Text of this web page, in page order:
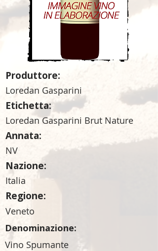
Produttore:
Loredan Gasparini
Etichetta:
Loredan Gasparini Brut Nature
Annata:
NV
Nazione:
Italia
Regione:
Veneto
Denominazione:
Vino Spumante